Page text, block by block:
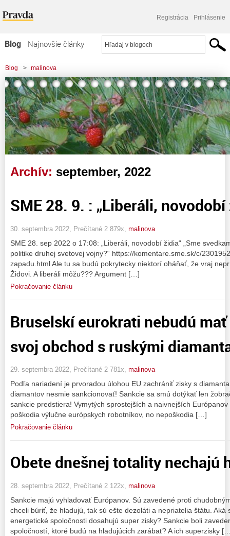
Registrácia Prihlásenie
Blog
Najnovšie články
Najčítanejšie články
Najkomentovanejšie články
Zoznam blogov
Komerčné blogy
Blog > malinova
Archív: september, 2022
SME 28. 9. : „Liberáli, novodobí
30. septembra 2022, Prečítané 2 879x, malinova
SME 28. sep 2022 o 17:08: „Liberáli, novodobí židia“ „Sme
politike druhej svetovej vojny?“ https://komentare.sme.sk/c/
zapadu.html Ale tu sa budú pokrytecky niektorí oháňať, že vraj
Židovi. A liberáli môžu??? Argument […]
Pokračovanie článku
Bruselskí eurokrati nebudú
svoj obchod s ruskými
29. septembra 2022, Prečítané 2 781x, malinova
Podľa nariadení je prvoradou úlohou EU zachrániť zisky s
diamantov nesmie sankcionovať! Sankcie sa smú dotýkať len
sankcie predstiera! Vymytých sprostejších a naivnejších
poškodia výlučne európskych robotníkov, no nepoškodia […]
Pokračovanie článku
Obete dnešnej totality nechajú
28. septembra 2022, Prečítané 2 122x, malinova
Sankcie majú vyhladovať Európanov. Sú zavedené proti
chceli búriť, že hladujú, tak sú ešte dezoláti a nepriatelia štátu. Aká
energetické spoločnosti dosahujú super zisky? Sankcie boli
spoločností, ktoré budú na hladujúcich zarábať? A ich superzisky